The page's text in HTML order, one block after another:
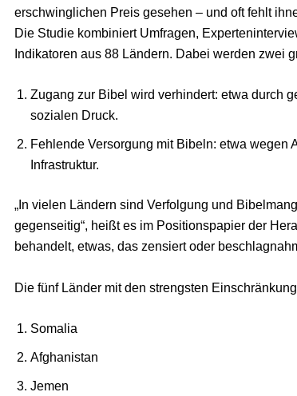
erschwinglichen Preis gesehen – und oft fehlt
Die Studie kombiniert Umfragen,
Indikatoren aus 88 Ländern. Dabei werden zwei
Zugang zur Bibel wird verhindert: etwa durch
sozialen Druck.
Fehlende Versorgung mit Bibeln: etwa wegen
Infrastruktur.
„In vielen Ländern sind Verfolgung und
gegenseitig“, heißt es im Positionspapier der
behandelt, etwas, das zensiert oder
Die fünf Länder mit den strengsten
Somalia
Afghanistan
Jemen